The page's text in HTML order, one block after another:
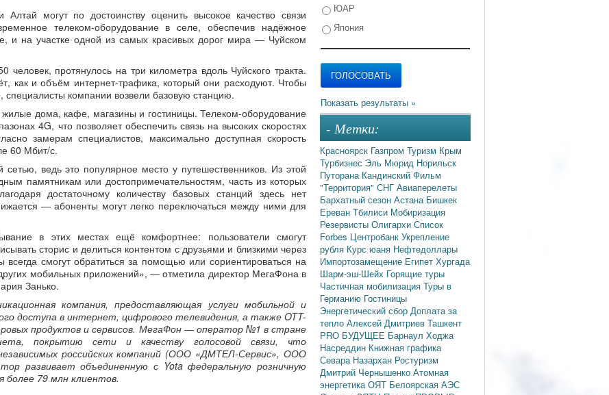
могут по достоинству оценить высокое качество связи
телеком-оборудование в селе, обеспечив надёжное
и на участке одной из самых красивых дорог мира — Чуйском
человек, протянулось на три километра вдоль Чуйского тракта.
как и объём интернет-трафика, который они расходуют. Чтобы
специалисты компании возвели базовую станцию.
дома, кафе, магазины и гостиницы. Телеком-оборудование
4G, что позволяет обеспечить связь на высоких скоростях
замерам специалистов, максимально доступная скорость
60 Мбит/с.
ведь это популярное место у путешественников. Из этой
памятникам или достопримечательностям, часть из которых
достаточному количеству базовых станций здесь нет
— абоненты могут легко переключаться между ними для
в этих местах ещё комфортнее: пользователи смогут
сторис и делиться контентом с друзьями и близкими через
всегда смогут обратиться за помощью или сориентироваться на
мобильных приложений», — отметила директор МегаФона в
Занько.
компания, предоставляющая услуги мобильной и
доступа в интернет, цифрового телевидения, а также OTT-
продуктов и сервисов. МегаФон — оператор №1 в стране
покрытию сети и качеству голосовой связи, что
российских компаний (ООО «ДМТЕЛ-Сервис», ООО
развивает объединенную с Yota федеральную розничную
более 79 млн клиентов.
ЮАР
Япония
- Метки:
Красноярск Газпром Туризм Крым
Турбизнес Эль Мюрид Норильск
Путорана Кандинский Фильм
"Территория" СНГ Авиаперелеты
Бархатный сезон Астана Бишкек
Ереван Тбилиси Мобиризация
Резервисты Олигархи Список
Forbes Центробанк Укрепление
рубля Курс юаня Нефтедоллары
Импортозамещение Египет Хургада
Шарм-эш-Шейх Горящие туры
Частичная мобилизация Туры в
Германию Гостиницы
Энергетический сбор Доплата за
тепло Алексей Дмитриев Ташкент
PRO БУДУЩЕЕ Барнаул Ходжа
Насреддин Книжная графика
Севара Назархан Ростуризм
Дмитрий Чернышенко Атомная
энергетикаОЯТ Белоярская АЭС